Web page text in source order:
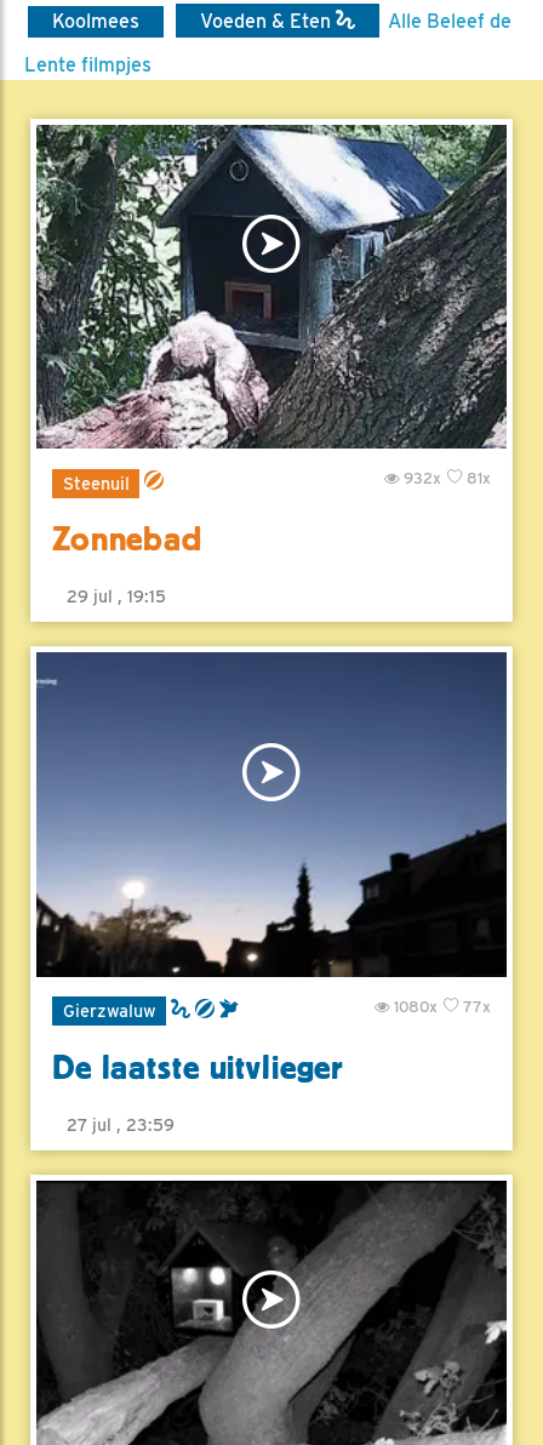
Koolmees Voeden & Eten
Alle Beleef de
Lente filmpjes
Steenuil 81x
932x
Zonnebad
29 jul , 19:15
Gierzwaluw 77x
1080x
De laatste uitvlieger
27 jul , 23:59